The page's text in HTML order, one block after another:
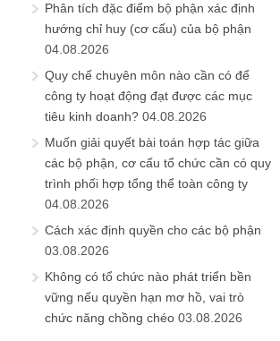
Phân tích đặc điểm bộ phận xác định
hướng chỉ huy (cơ cấu) của bộ phận
04.08.2026
Quy chế chuyên môn nào cần có để
công ty hoạt động đạt được các mục
tiêu kinh doanh? 04.08.2026
Muốn giải quyết bài toán hợp tác giữa
các bộ phận, cơ cấu tổ chức cần có quy
trình phối hợp tổng thể toàn công ty
04.08.2026
Cách xác định quyền cho các bộ phận
03.08.2026
Không có tổ chức nào phát triển bền
vững nếu quyền hạn mơ hồ, vai trò
chức năng chồng chéo 03.08.2026